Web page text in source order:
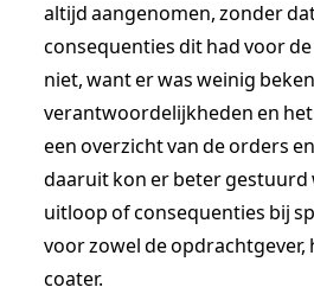
altijd aangenomen, zonder
consequenties dit had voor
niet, want er was weinig
verantwoordelijkheden en
een overzicht van de orders
daaruit kon er beter gestuurd
uitloop of consequenties bij
voor zowel de
coater.